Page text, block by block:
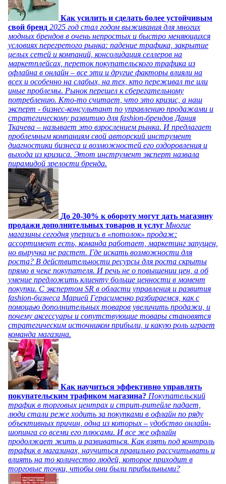
Как усилить и сделать более устойчивым
свой бренд 2025 год стал годом выживания для многих
модных брендов в очень непростых и быстро меняющихся
условиях перегретого рынка: падение трафика, закрытие
целых сетей и компаний, консолидация селлеров на
маркетплейсах, переток покупательского трафика из
офлайна в онлайн – все эти и другие факторы влияли на
всех и особенно на слабых, на тех, кто переживал те или
иные проблемы. Рынок перешел к сберегательному
потреблению. Кто-то считает, что это кризис, а наш
эксперт - бизнес-консультант по управлению продажами и
стратегическому развитию для fashion-брендов Дания
Ткачева – называет это взрослением рынка. И предлагает
проблемным компаниям свой авторский инструмент
диагностики бизнеса и возможностей его оздоровления и
выхода из кризиса. Этот инструмент эксперт назвала
пирамидой зрелости бренда.
До 20-30% к обороту могут дать магазину
продажи дополнительных товаров и услуг Многие
магазины сегодня уперлись в «потолок» продаж:
ассортимент есть, команда работает, маркетинг запущен,
но выручка не растет. Где искать возможности для
роста? В действительности ресурсы для роста скрыты
прямо в чеке покупателя. И речь не о повышении цен, а об
умение предложить клиенту больше ценности в момент
покупки. С экспертом SR в области управления и развития
fashion-бизнеса Марией Герасименко разбираемся, как с
помощью дополнительных товаров увеличить продажи, и
почему аксессуары и сопутствующие товары становятся
стратегическим источником прибыли, и какую роль играет
команда магазина.
Как научиться эффективно управлять
покупательским трафиком магазина? Покупательский
трафик в торговых центрах и стрит-ритейле падает,
люди стали реже ходить за покупками в офлайн по ряду
объективных причин, одна из которых – удобство онлайн-
шопинга со всеми его плюсами. И все же офлайн
продолжает жить и развиваться. Как взять под контроль
трафик в магазинах, научиться правильно рассчитывать и
влиять на то количество людей, которое приходит в
торговые точки, чтобы они были прибыльными?